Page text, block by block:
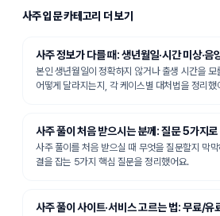
사주 입문카테고리 더 보기
사주 정보가 다를 때: 생년월일·시간 미상·음
본인 생년월일이 정확하지 않거나 출생 시간을 모
어떻게 달라지는지, 각 케이스별 대처법을 정리했
사주 풀이 처음 받으시는 분께: 질문 5가지로
사주 풀이를 처음 받으실 때 무엇을 질문할지 막
결을 잡는 5가지 핵심 질문을 정리했어요.
사주 풀이 사이트·서비스 고르는 법: 무료/유